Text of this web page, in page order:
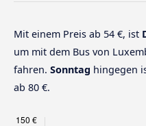
Mit einem Preis ab 54 €, ist
um mit dem Bus von
fahren. Sonntag hingegen
ab 80 €.